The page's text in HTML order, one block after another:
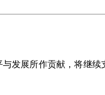
发展所作贡献，将继